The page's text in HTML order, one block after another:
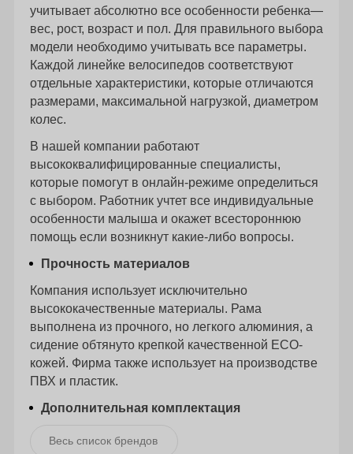
учитывает абсолютно все особенности ребенка—
вес, рост, возраст и пол. Для правильного выбора
модели необходимо учитывать все параметры.
Каждой линейке велосипедов соответствуют
отдельные характеристики, которые отличаются
размерами, максимальной нагрузкой, диаметром
колес.
В нашей компании работают
высококвалифицированные специалисты,
которые помогут в онлайн-режиме определиться
с выбором. Работник учтет все индивидуальные
особенности малыша и окажет всестороннюю
помощь если возникнут какие-либо вопросы.
Прочность материалов
Компания использует исключительно
высококачественные материалы. Рама
выполнена из прочного, но легкого алюминия, а
сидение обтянуто крепкой качественной ECO-
кожей. Фирма также использует на производстве
ПВХ и пластик.
Дополнительная комплектация
Весь список брендов